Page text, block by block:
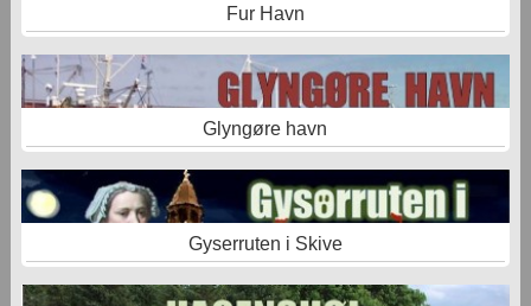
Fur Havn
Glyngøre havn
Gyserruten i Skive